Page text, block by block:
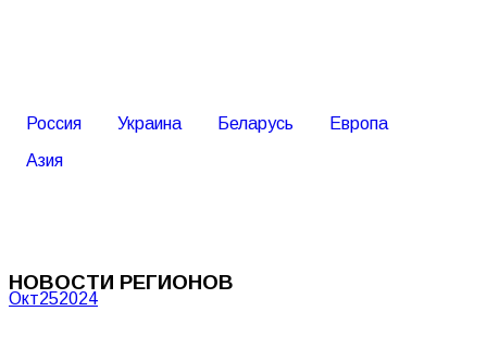
Россия Украина Беларусь
Европа
Азия
НОВОСТИ РЕГИОНОВ
Окт252024